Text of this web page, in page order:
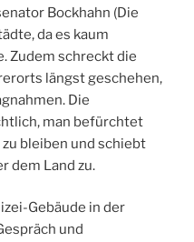
Bockhahn (Die
da es kaum
Zudem schreckt die
längst geschehen,
Die
man befürchtet
bleiben und schiebt
dem Land zu.
Gebäude in der
und